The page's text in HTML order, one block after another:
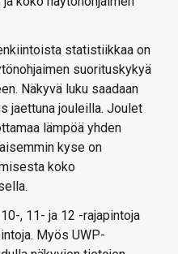
statistiikkaa on
suorituskykyä
Näkyvä luku saadaan
jaettuna jouleilla. Joulet
lämpöä yhden
kyse on
koko
, 11- ja 12 -rajapintoja
Myös UWP-